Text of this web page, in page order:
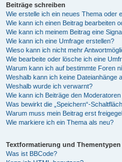
Beiträge schreiben
Wie erstelle ich ein neues Thema oder
Wie kann ich einen Beitrag bearbeiten
Wie kann ich meinem Beitrag eine
Wie kann ich eine Umfrage erstellen?
Wieso kann ich nicht mehr
Wie bearbeite oder lösche ich eine
Warum kann ich auf bestimmte Foren
Weshalb kann ich keine Dateianhänge
Weshalb wurde ich verwarnt?
Wie kann ich Beiträge den
Was bewirkt die „Speichern“-
Warum muss mein Beitrag erst
Wie markiere ich ein Thema als neu?
Textformatierung und Thementypen
Was ist BBCode?